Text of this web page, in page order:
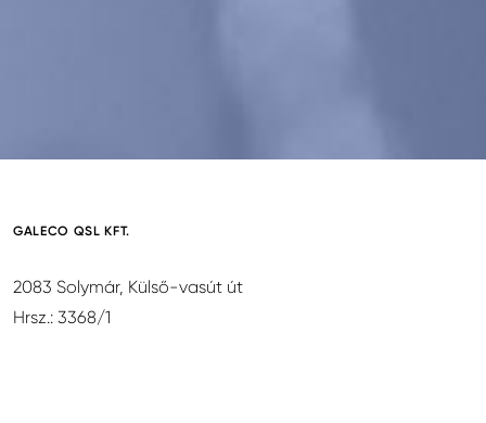
GALECO QSL KFT.
2083 Solymár, Külső-vasút út
Hrsz.: 3368/1